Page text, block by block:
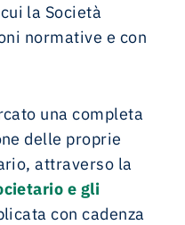
la Società
normative e con
una completa
delle proprie
attraverso la
e gli
con cadenza